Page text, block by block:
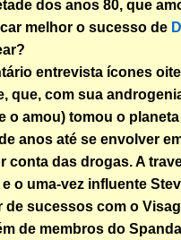
dos anos 80, que
melhor o sucesso de
entrevista ícones
que, com sua
o amou) tomou o
anos até se envolver
conta das drogas. A
o uma-vez influente
de sucessos com o
de membros do